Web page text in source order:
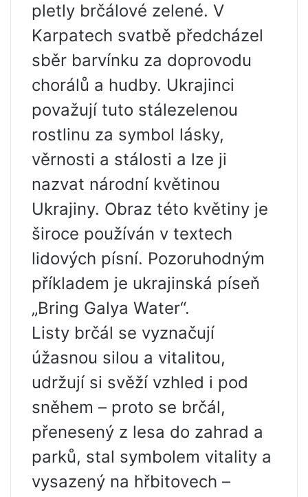
pletly brčálové zelené. V
Karpatech svatbě předcházel
sběr barvínku za doprovodu
chorálů a hudby. Ukrajinci
považují tuto stálezelenou
rostlinu za symbol lásky,
věrnosti a stálosti a lze ji
nazvat národní květinou
Ukrajiny. Obraz této květiny je
široce používán v textech
lidových písní. Pozoruhodným
příkladem je ukrajinská píseň
„Bring Galya Water“.
Listy brčál se vyznačují
úžasnou silou a vitalitou,
udržují si svěží vzhled i pod
sněhem – proto se brčál,
přenesený z lesa do zahrad a
parků, stal symbolem vitality a
vysazený na hřbitovech –